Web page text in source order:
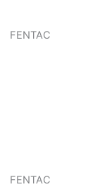
FENTAC
FENTAC